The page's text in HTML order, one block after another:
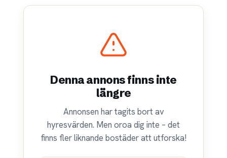
Denna annons finns inte
längre
Annonsen har tagits bort av
hyresvärden. Men oroa dig inte – det
finns fler liknande bostäder att utforska!